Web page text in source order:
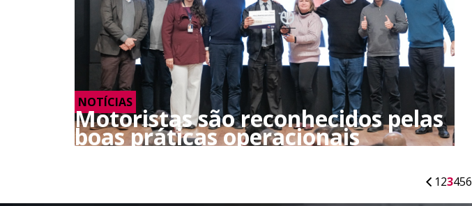
NOTÍCIAS
Motoristas são reconhecidos pelas
boas práticas operacionais
123456